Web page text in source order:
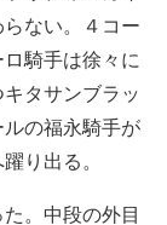
ない。４コー
騎手は徐々に
タサンブラッ
の福永騎手が
り出る。
。中段の外目